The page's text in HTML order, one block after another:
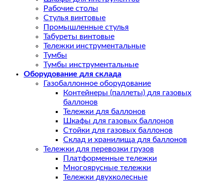
Рабочие столы
Стулья винтовые
Промышленные стулья
Табуреты винтовые
Тележки инструментальные
Тумбы
Тумбы инструментальные
Оборудование для склада
Газобаллонное оборудование
Контейнеры (паллеты) для газовых
баллонов
Тележки для баллонов
Шкафы для газовых баллонов
Стойки для газовых баллонов
Склад и хранилища для баллонов
Тележки для перевозки грузов
Платформенные тележки
Многоярусные тележки
Тележки двухколесные